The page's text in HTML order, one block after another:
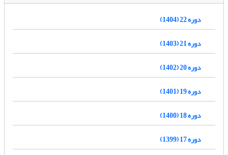
دوره 22 (1404)
دوره 21 (1403)
دوره 20 (1402)
دوره 19 (1401)
دوره 18 (1400)
دوره 17 (1399)